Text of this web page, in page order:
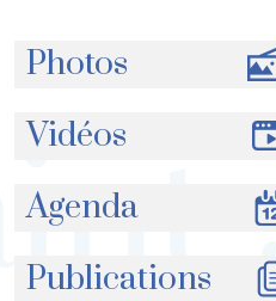
Photos
Vidéos
Agenda
Publications